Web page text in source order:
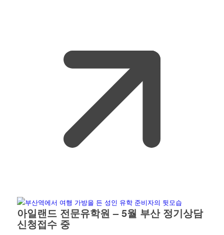
아일랜드 전문유학원 – 5월 부산 정기상담
신청접수 중